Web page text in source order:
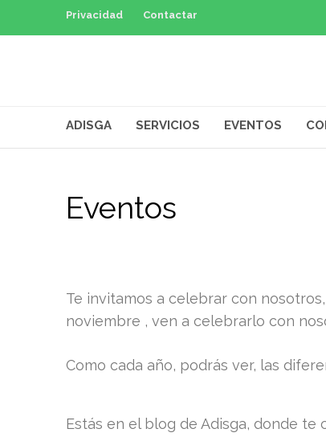
Privacidad Contactar
ADISGA SERVICIOS EVENTOS
Eventos
Te invitamos a celebrar con
noviembre , ven a celebrarlo con
Como cada año, podrás ver, las
Estás en el blog de Adisga, donde te